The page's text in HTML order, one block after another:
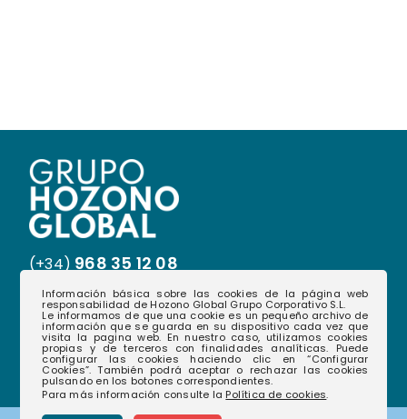
(+34) 968 35 12 08
hablamos@hozonoglobal.com
Ctra. Alcantarilla, 655 – 30166 – Murcia
Información básica sobre las cookies de la página web
responsabilidad de Hozono Global Grupo Corporativo S.L.
Le informamos de que una cookie es un pequeño archivo de
información que se guarda en su dispositivo cada vez que
visita la pagina web. En nuestro caso, utilizamos cookies
propias y de terceros con finalidades analíticas. Puede
configurar las cookies haciendo clic en “Configurar
Cookies”. También podrá aceptar o rechazar las cookies
pulsando en los botones correspondientes.
Para más información consulte la Política de cookies.